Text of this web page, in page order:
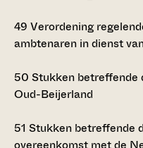
49 Verordening
ambtenaren in dienst
50 Stukken betreffende
Oud-Beijerland
51 Stukken betreffende